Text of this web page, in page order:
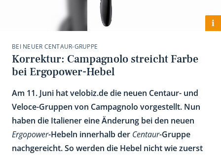
i
BEI NEUER CENTAUR-GRUPPE
Korrektur: Campagnolo streicht Farbe
bei Ergopower-Hebel
Am 11. Juni hat velobiz.de die neuen Centaur- und
Veloce-Gruppen von Campagnolo vorgestellt. Nun
haben die Italiener eine Änderung bei den neuen
Ergopower-Hebeln innerhalb der Centaur-Gruppe
nachgereicht. So werden die Hebel nicht wie zuerst